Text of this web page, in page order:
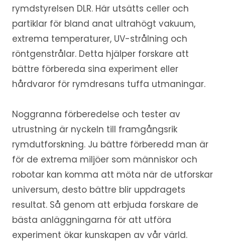
rymdstyrelsen DLR. Här utsätts celler och
partiklar för bland anat ultrahögt vakuum,
extrema temperaturer, UV-strålning och
röntgenstrålar. Detta hjälper forskare att
bättre förbereda sina experiment eller
hårdvaror för rymdresans tuffa utmaningar.
Noggranna förberedelse och tester av
utrustning är nyckeln till framgångsrik
rymdutforskning. Ju bättre förberedd man är
för de extrema miljöer som människor och
robotar kan komma att möta när de utforskar
universum, desto bättre blir uppdragets
resultat. Så genom att erbjuda forskare de
bästa anläggningarna för att utföra
experiment ökar kunskapen av vår värld.